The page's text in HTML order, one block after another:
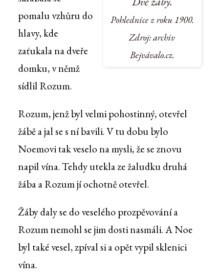
Pohlednice z roku 1900.
Zdroj: archiv
Bejvávalo.cz.
pomalu vzhůru do
hlavy, kde
zaťukala na dveře
domku, v němž
sídlil Rozum.
Rozum, jenž byl velmi pohostinný, otevřel
žábě a jal se s ní bavili. V tu dobu bylo
Noemovi tak veselo na mysli, že se znovu
napil vína. Tehdy utekla ze žaludku druhá
žába a Rozum jí ochotně otevřel.
Žáby daly se do veselého prozpěvování a
Rozum nemohl se jim dosti nasmáli. A Noe
byl také vesel, zpíval si a opět vypil sklenici
vína.